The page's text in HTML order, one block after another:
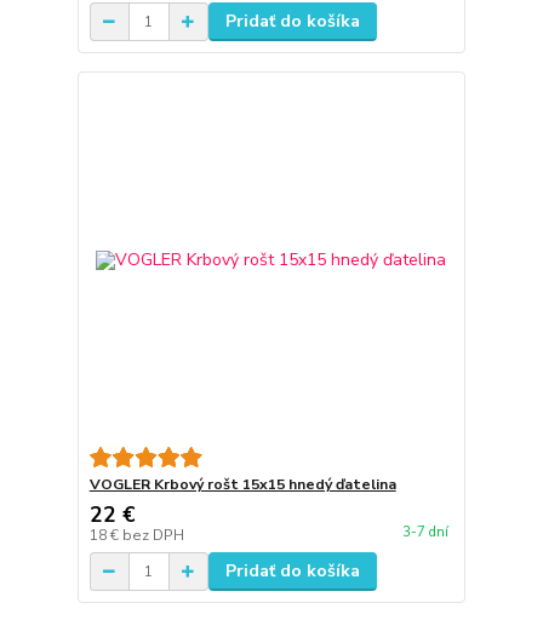
Pridať do košíka
VOGLER Krbový rošt 15x15 hnedý ďatelina
22 €
18 € bez DPH 3-7 dní
Pridať do košíka